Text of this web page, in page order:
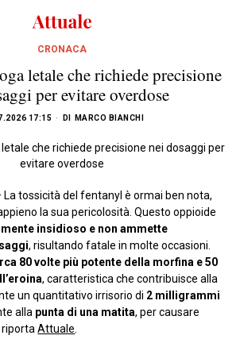
CRONACA
letale che richiede precisione
per evitare overdose
17:15 DI MARCO BIANCHI
La tossicità del fentanyl è ormai ben nota,
la sua pericolosità. Questo oppioide
insidioso e non ammette
, risultando fatale in molte occasioni.
80 volte più potente della morfina e 50
, caratteristica che contribuisce alla
un quantitativo irrisorio di 2 milligrammi
alla punta di una matita, per causare
riportaAttuale